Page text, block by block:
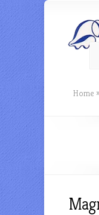
Home »